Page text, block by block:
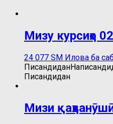
Мизу курсиҳо 02
24 077 ЅМ Илова ба
Писандидан
Писандидан
Мизи